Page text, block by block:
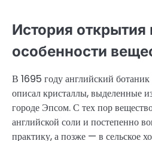
История
особенности
В 1695 году английский
описал кристаллы, выделенные
городе Эпсом. С тех пор
английской соли и постепенно
практику, а позже — в сельское